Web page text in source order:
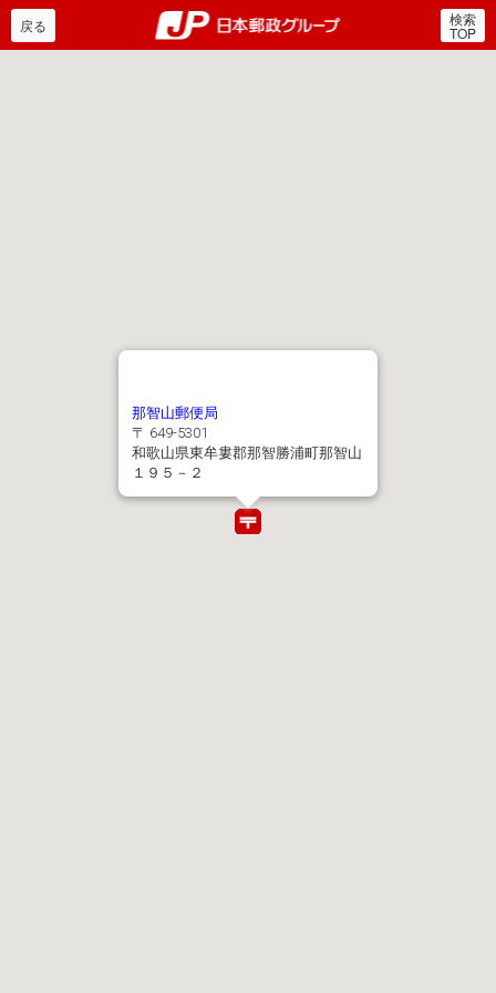
郵便局・日本郵政グルー
戻る 検索
TOP
那智山郵便局
〒 649-5301
和歌山県東牟婁郡那智勝浦町那智山
１９５－２